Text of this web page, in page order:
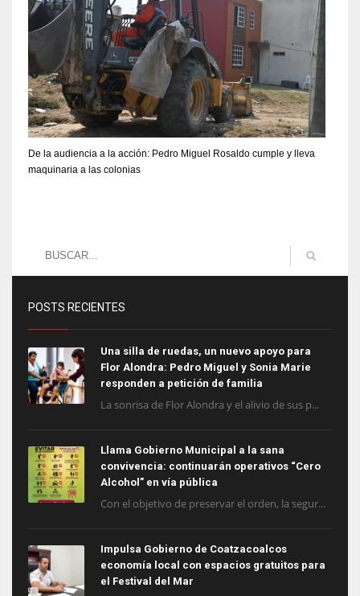
De la audiencia a la acción: Pedro Miguel Rosaldo cumple y lleva
maquinaria a las colonias
POSTS RECIENTES
Una silla de ruedas, un nuevo apoyo para
Flor Alondra: Pedro Miguel y Sonia Marie
responden a petición de familia
La sonrisa de Flor Alondra y el alivio de sus p...
Llama Gobierno Municipal a la sana
convivencia: continuarán operativos “Cero
Alcohol” en vía pública
Con el objetivo de preservar el orden, la segur...
Impulsa Gobierno de Coatzacoalcos
economía local con espacios gratuitos para
el Festival del Mar